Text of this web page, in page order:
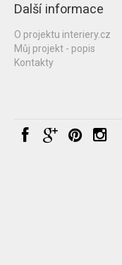
Další informace
O projektu interiery.cz
Můj projekt - popis
Kontakty